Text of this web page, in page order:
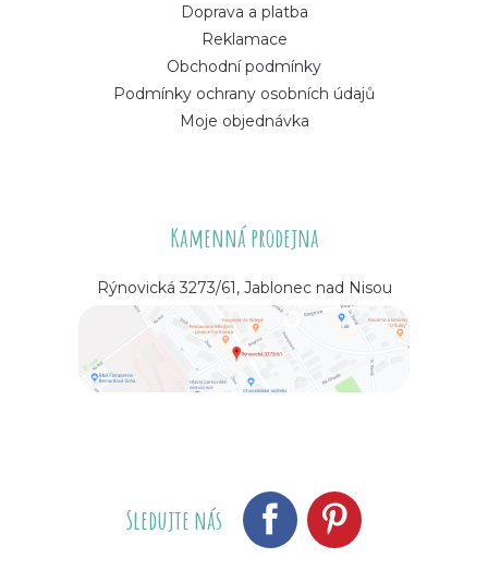
Doprava a platba
Reklamace
Obchodní podmínky
Podmínky ochrany osobních údajů
Moje objednávka
Kamenná prodejna
Rýnovická 3273/61, Jablonec nad Nisou
Sledujte nás